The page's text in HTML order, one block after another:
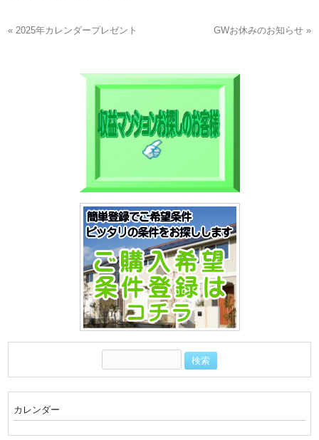
« 2025年カレンダープレゼント GWお休みのお知らせ »
カレンダー